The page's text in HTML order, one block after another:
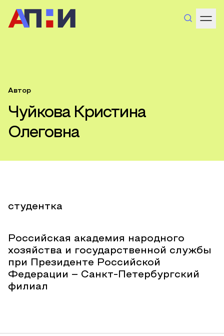
Автор
Чуйкова Кристина
Олеговна
студентка
Российская академия народного
хозяйства и государственной службы
при Президенте Российской
Федерации – Санкт-Петербургский
филиал